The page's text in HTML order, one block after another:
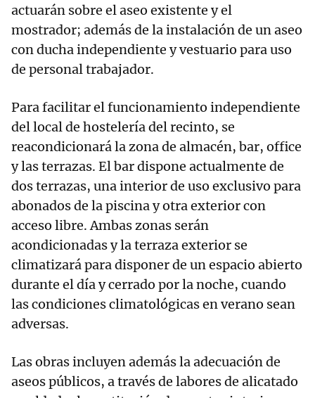
actuarán sobre el aseo existente y el
mostrador; además de la instalación de un aseo
con ducha independiente y vestuario para uso
de personal trabajador.
Para facilitar el funcionamiento independiente
del local de hostelería del recinto, se
reacondicionará la zona de almacén, bar, office
y las terrazas. El bar dispone actualmente de
dos terrazas, una interior de uso exclusivo para
abonados de la piscina y otra exterior con
acceso libre. Ambas zonas serán
acondicionadas y la terraza exterior se
climatizará para disponer de un espacio abierto
durante el día y cerrado por la noche, cuando
las condiciones climatológicas en verano sean
adversas.
Las obras incluyen además la adecuación de
aseos públicos, a través de labores de alicatado